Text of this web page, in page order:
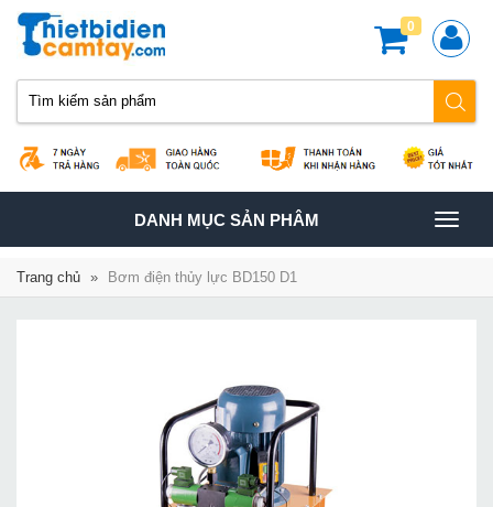
0
TOGGLE
NAVIGATION
DANH MỤC SẢN PHÂM
Trang chủ » Bơm điện thủy lực BD150 D1